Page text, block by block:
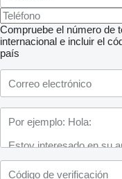
Compruebe el número de
internacional e incluir el
país